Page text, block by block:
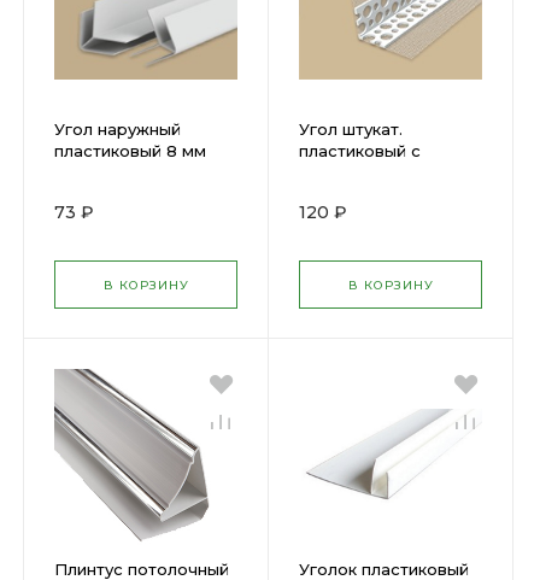
Угол наружный
пластиковый 8 мм
73 ₽
В КОРЗИНУ
Угол штукат.
пластиковый с
120 ₽
В КОРЗИНУ
Плинтус потолочный
Уголок пластиковый